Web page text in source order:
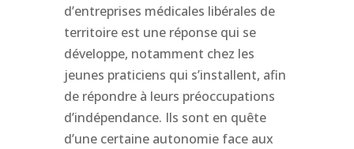
d’entreprises médicales libérales de
territoire est une réponse qui se
développe, notamment chez les
jeunes praticiens qui s’installent, afin
de répondre à leurs préoccupations
d’indépendance. Ils sont en quête
d’une certaine autonomie face aux